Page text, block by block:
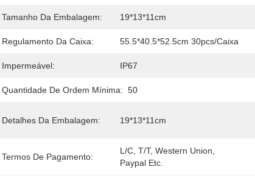
Tamanho Da Embalagem: 19*13*11cm
Regulamento Da Caixa: 55.5*40.5*52.5cm 30pcs/caixa
Impermeável: IP67
Quantidade De Ordem Mínima: 50
Detalhes Da Embalagem: 19*13*11cm
Termos De Pagamento:
L/C, T/T, Western Union,
Paypal Etc.